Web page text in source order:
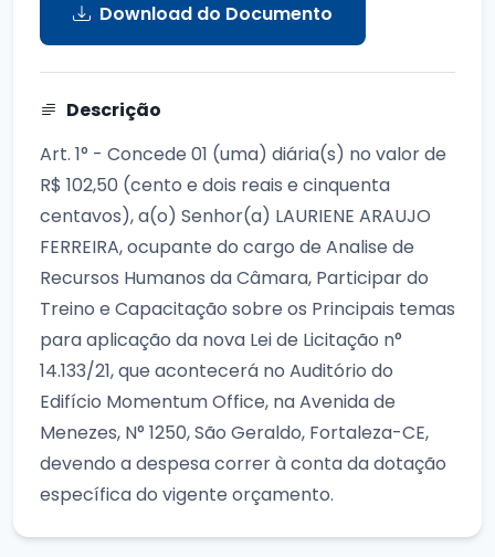
Download do Documento
Descrição
Art. 1° - Concede 01 (uma) diária(s) no valor de
R$ 102,50 (cento e dois reais e cinquenta
centavos), a(o) Senhor(a) LAURIENE ARAUJO
FERREIRA, ocupante do cargo de Analise de
Recursos Humanos da Câmara, Participar do
Treino e Capacitação sobre os Principais temas
para aplicação da nova Lei de Licitação n°
14.133/21, que acontecerá no Auditório do
Edifício Momentum Office, na Avenida de
Menezes, N° 1250, São Geraldo, Fortaleza-CE,
devendo a despesa correr à conta da dotação
específica do vigente orçamento.